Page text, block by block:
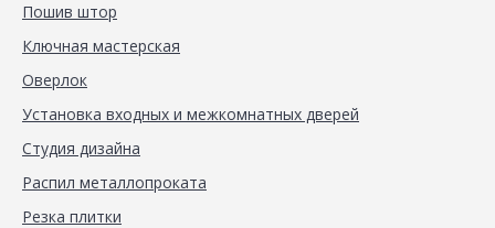
Пошив штор
Ключная мастерская
Оверлок
Установка входных и межкомнатных дверей
Студия дизайна
Распил металлопроката
Резка плитки